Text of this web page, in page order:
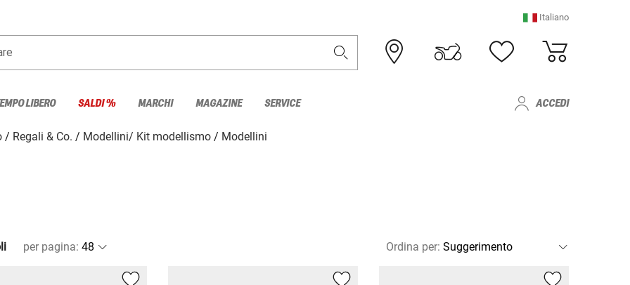
Italiano
LIBERO SALDI % MARCHI MAGAZINE SERVICE ACCEDI
Regali & Co. Modellini/ Kit modellismo Modellini
per pagina: Ordina per: